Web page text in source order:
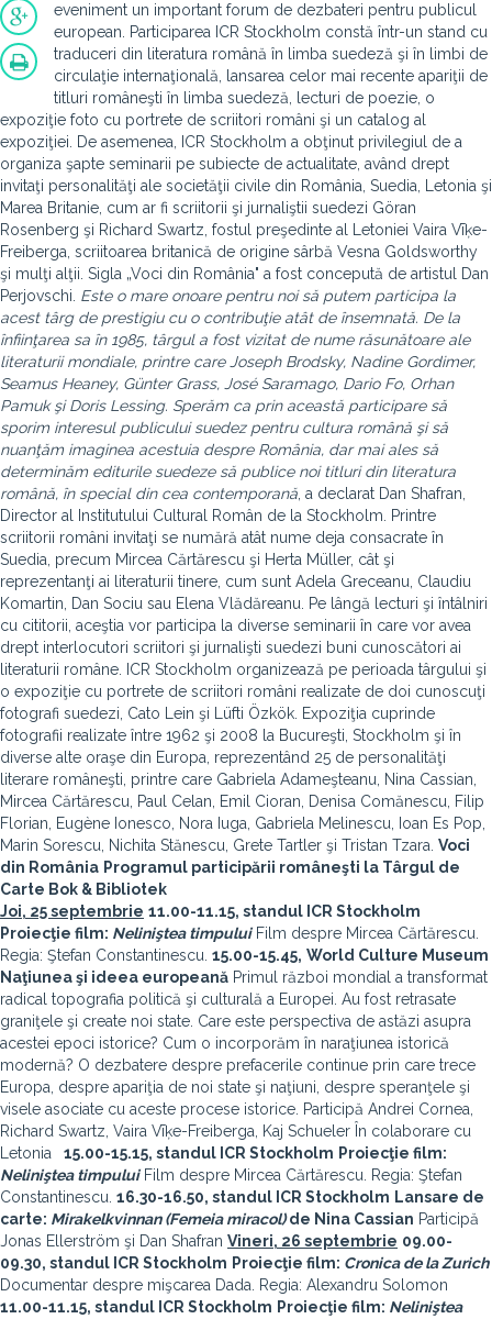
eveniment un important forum de dezbateri pentru publicul
european. Participarea ICR Stockholm constă într-un stand cu
traduceri din literatura română în limba suedeză şi în limbi de
circulaţie internaţională, lansarea celor mai recente apariţii de
titluri româneşti în limba suedeză, lecturi de poezie, o
expoziţie foto cu portrete de scriitori români şi un catalog al
expoziţiei. De asemenea, ICR Stockholm a obţinut privilegiul de a
organiza şapte seminarii pe subiecte de actualitate, având drept
invitaţi personalităţi ale societăţii civile din România, Suedia, Letonia şi
Marea Britanie, cum ar fi scriitorii şi jurnaliştii suedezi Göran
Rosenberg şi Richard Swartz, fostul preşedinte al Letoniei Vaira Vīķe-
Freiberga, scriitoarea britanică de origine sârbă Vesna Goldsworthy
şi mulţi alţii. Sigla „Voci din România" a fost concepută de artistul Dan
Perjovschi. Este o mare onoare pentru noi să putem participa la
acest târg de prestigiu cu o contribuţie atât de însemnată. De la
înfiinţarea sa în 1985, târgul a fost vizitat de nume răsunătoare ale
literaturii mondiale, printre care Joseph Brodsky, Nadine Gordimer,
Seamus Heaney, Günter Grass, José Saramago, Dario Fo, Orhan
Pamuk şi Doris Lessing. Sperăm ca prin această participare să
sporim interesul publicului suedez pentru cultura română şi să
nuanţăm imaginea acestuia despre România, dar mai ales să
determinăm editurile suedeze să publice noi titluri din literatura
română, în special din cea contemporană , a declarat Dan Shafran,
Director al Institutului Cultural Român de la Stockholm. Printre
scriitorii români invitaţi se numără atât nume deja consacrate în
Suedia, precum Mircea Cărtărescu şi Herta Müller, cât şi
reprezentanţi ai literaturii tinere, cum sunt Adela Greceanu, Claudiu
Komartin, Dan Sociu sau Elena Vlădăreanu. Pe lângă lecturi şi întâlniri
cu cititorii, aceştia vor participa la diverse seminarii în care vor avea
drept interlocutori scriitori şi jurnalişti suedezi buni cunoscători ai
literaturii române. ICR Stockholm organizează pe perioada târgului şi
o expoziţie cu portrete de scriitori români realizate de doi cunoscuţi
fotografi suedezi, Cato Lein şi Lüfti Özkök. Expoziţia cuprinde
fotografii realizate între 1962 şi 2008 la Bucureşti, Stockholm şi în
diverse alte oraşe din Europa, reprezentând 25 de personalităţi
literare româneşti, printre care Gabriela Adameşteanu, Nina Cassian,
Mircea Cărtărescu, Paul Celan, Emil Cioran, Denisa Comănescu, Filip
Florian, Eugène Ionesco, Nora Iuga, Gabriela Melinescu, Ioan Es Pop,
Marin Sorescu, Nichita Stănescu, Grete Tartler şi Tristan Tzara. Voci
din România Programul participării româneşti la Târgul de
Carte Bok & Bibliotek
Joi, 25 septembrie 11.00-11.15, standul ICR Stockholm
Proiecţie film: Neliniştea timpuluiFilm despre Mircea Cărtărescu.
Regia: Ştefan Constantinescu. 15.00-15.45, World Culture Museum
Naţiunea şi ideea europeană Primul război mondial a transformat
radical topografia politică şi culturală a Europei. Au fost retrasate
graniţele şi create noi state. Care este perspectiva de astăzi asupra
acestei epoci istorice? Cum o incorporăm în naraţiunea istorică
modernă? O dezbatere despre prefacerile continue prin care trece
Europa, despre apariţia de noi state şi naţiuni, despre speranţele şi
visele asociate cu aceste procese istorice. Participă Andrei Cornea,
Richard Swartz, Vaira Vīķe-Freiberga, Kaj Schueler În colaborare cu
Letonia
15.00-15.15, standul ICR Stockholm Proiecţie film:
Neliniştea timpuluiFilm despre Mircea Cărtărescu. Regia: Ştefan
Constantinescu. 16.30-16.50, standul ICR Stockholm Lansare de
carte: Mirakelkvinnan (Femeia miracol)de Nina Cassian Participă
Jonas Ellerström şi Dan Shafran Vineri, 26 septembrie 09.00-
09.30, standul ICR Stockholm Proiecţie film: Cronica de laZurich
Documentar despre mişcarea Dada. Regia: Alexandru Solomon
11.00-11.15, standul ICR Stockholm Proiecţie film: Neliniştea